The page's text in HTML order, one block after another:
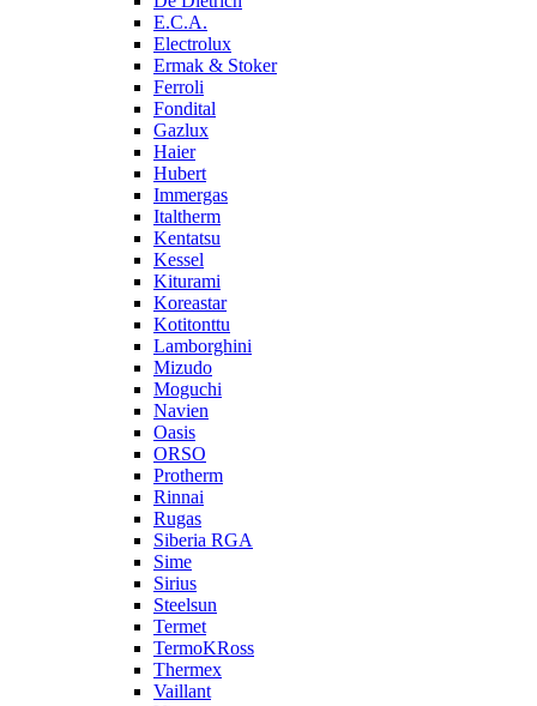
E.C.A.
Electrolux
Ermak & Stoker
Ferroli
Fondital
Gazlux
Haier
Hubert
Immergas
Italtherm
Kentatsu
Kessel
Kiturami
Koreastar
Kotitonttu
Lamborghini
Mizudo
Moguchi
Navien
Oasis
ORSO
Protherm
Rinnai
Rugas
Siberia RGA
Sime
Sirius
Steelsun
Termet
TermoKRoss
Thermex
Vaillant